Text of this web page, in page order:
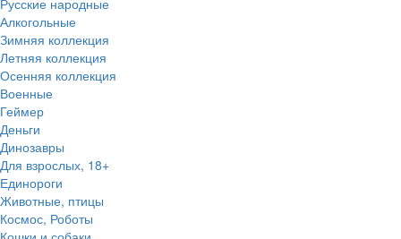
Русские народные
Алкогольные
Зимняя коллекция
Летняя коллекция
Осенняя коллекция
Военные
Геймер
Деньги
Динозавры
Для взрослых, 18+
Единороги
Животные, птицы
Космос, Роботы